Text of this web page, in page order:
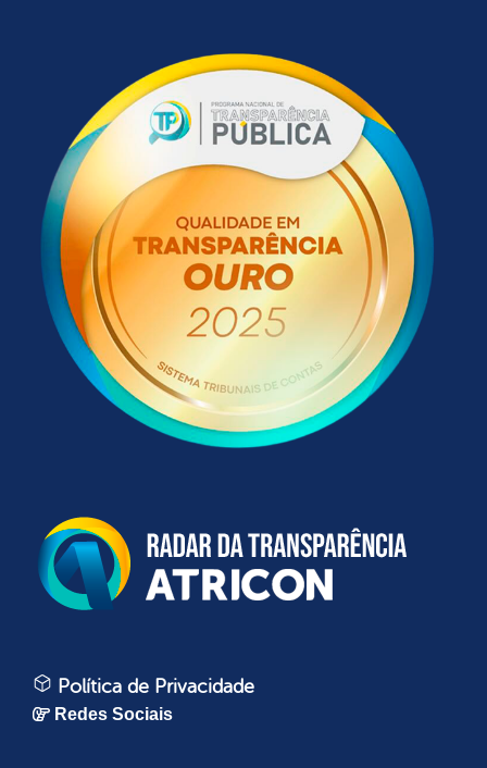
Política de Privacidade
Redes Sociais